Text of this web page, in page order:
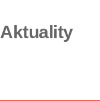
Aktuality